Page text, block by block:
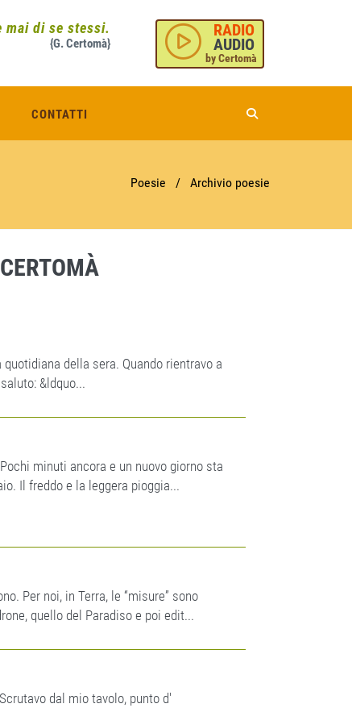
mai di se stessi.
{G. Certomà}
RADIO
AUDIO
by Certomà
CONTATTI
Poesie / Archivio poesie
della sera. Quando rientravo a
&ldquo...
minuti ancora e un nuovo giorno sta
Il freddo e la leggera pioggia...
Per noi, in Terra, le “misure” sono
quello del Paradiso e poi edit...
dal mio tavolo, punto d'